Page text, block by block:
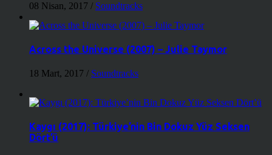
08 Nisan, 2017 / Soundtracks
Across the Universe (2007) – Julie Taymor
18 Mart, 2017 / Soundtracks
Kaygı (2017): Türkiye’nin Bin Dokuz Yüz Seksen
Dört’ü